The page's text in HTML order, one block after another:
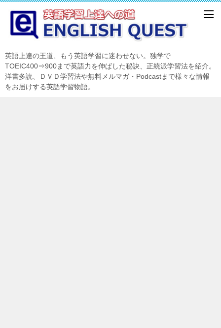
英語上達の王道、もう英語学習に迷わせない。独学で
TOEIC400⇒900まで英語力を伸ばした秘訣、正統派学習法を紹介。
洋書多読、ＤＶＤ学習法や無料メルマガ・Podcastまで様々な情報
をお届けする英語学習物語。